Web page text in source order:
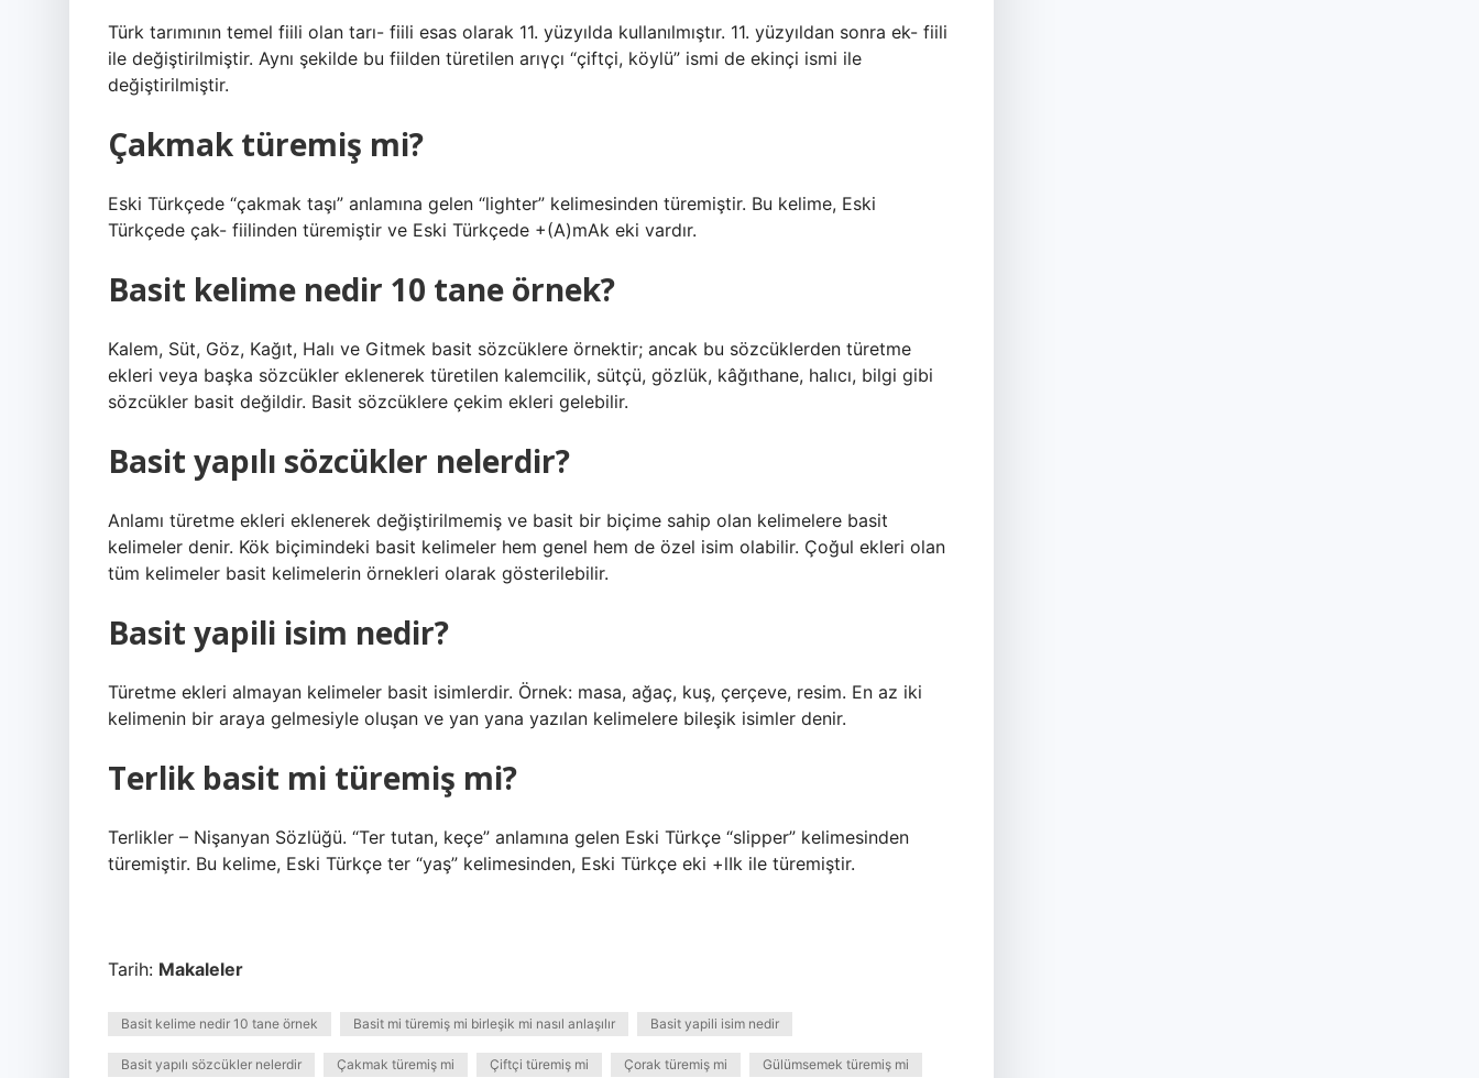
Türk tarımının temel fiili olan tarı- fiili esas olarak 11. yüzyılda kullanılmıştır. 11. yüzyıldan sonra ek- fiili
ile değiştirilmiştir. Aynı şekilde bu fiilden türetilen arıγçı “çiftçi, köylü” ismi de ekinçi ismi ile
değiştirilmiştir.
Çakmak türemiş mi?
Eski Türkçede “çakmak taşı” anlamına gelen “lighter” kelimesinden türemiştir. Bu kelime, Eski
Türkçede çak- fiilinden türemiştir ve Eski Türkçede +(A)mAk eki vardır.
Basit kelime nedir 10 tane örnek?
Kalem, Süt, Göz, Kağıt, Halı ve Gitmek basit sözcüklere örnektir; ancak bu sözcüklerden türetme
ekleri veya başka sözcükler eklenerek türetilen kalemcilik, sütçü, gözlük, kâğıthane, halıcı, bilgi gibi
sözcükler basit değildir. Basit sözcüklere çekim ekleri gelebilir.
Basit yapılı sözcükler nelerdir?
Anlamı türetme ekleri eklenerek değiştirilmemiş ve basit bir biçime sahip olan kelimelere basit
kelimeler denir. Kök biçimindeki basit kelimeler hem genel hem de özel isim olabilir. Çoğul ekleri olan
tüm kelimeler basit kelimelerin örnekleri olarak gösterilebilir.
Basit yapili isim nedir?
Türetme ekleri almayan kelimeler basit isimlerdir. Örnek: masa, ağaç, kuş, çerçeve, resim. En az iki
kelimenin bir araya gelmesiyle oluşan ve yan yana yazılan kelimelere bileşik isimler denir.
Terlik basit mi türemiş mi?
Terlikler – Nişanyan Sözlüğü. “Ter tutan, keçe” anlamına gelen Eski Türkçe “slipper” kelimesinden
türemiştir. Bu kelime, Eski Türkçe ter “yaş” kelimesinden, Eski Türkçe eki +lIk ile türemiştir.
Tarih: Makaleler
Basit kelime nedir 10 tane örnek Basit mi türemiş mi birleşik mi nasıl anlaşılır Basit yapili isim nedir
Basit yapılı sözcükler nelerdir Çakmak türemiş mi Çiftçi türemiş mi Çorak türemiş mi Gülümsemek türemiş mi